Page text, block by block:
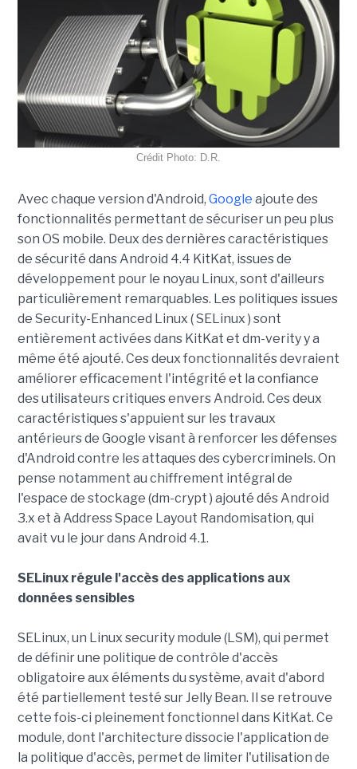
Crédit Photo: D.R.
Avec chaque version d'Android, Google ajoute des
fonctionnalités permettant de sécuriser un peu plus
son OS mobile. Deux des dernières caractéristiques
de sécurité dans Android 4.4 KitKat, issues de
développement pour le noyau Linux, sont d'ailleurs
particulièrement remarquables. Les politiques issues
de Security-Enhanced Linux ( SELinux ) sont
entièrement activées dans KitKat et dm-verity y a
même été ajouté. Ces deux fonctionnalités devraient
améliorer efficacement l'intégrité et la confiance
des utilisateurs critiques envers Android. Ces deux
caractéristiques s'appuient sur les travaux
antérieurs de Google visant à renforcer les défenses
d'Android contre les attaques des cybercriminels. On
pense notamment au chiffrement intégral de
l'espace de stockage (dm-crypt ) ajouté dés Android
3.x et à Address Space Layout Randomisation, qui
avait vu le jour dans Android 4.1.
SELinux régule l'accès des applications aux
données sensibles
SELinux, un Linux security module (LSM), qui permet
de définir une politique de contrôle d'accès
obligatoire aux éléments du système, avait d'abord
été partiellement testé sur Jelly Bean. Il se retrouve
cette fois-ci pleinement fonctionnel dans KitKat. Ce
module, dont l'architecture dissocie l'application de
la politique d'accès, permet de limiter l'utilisation de